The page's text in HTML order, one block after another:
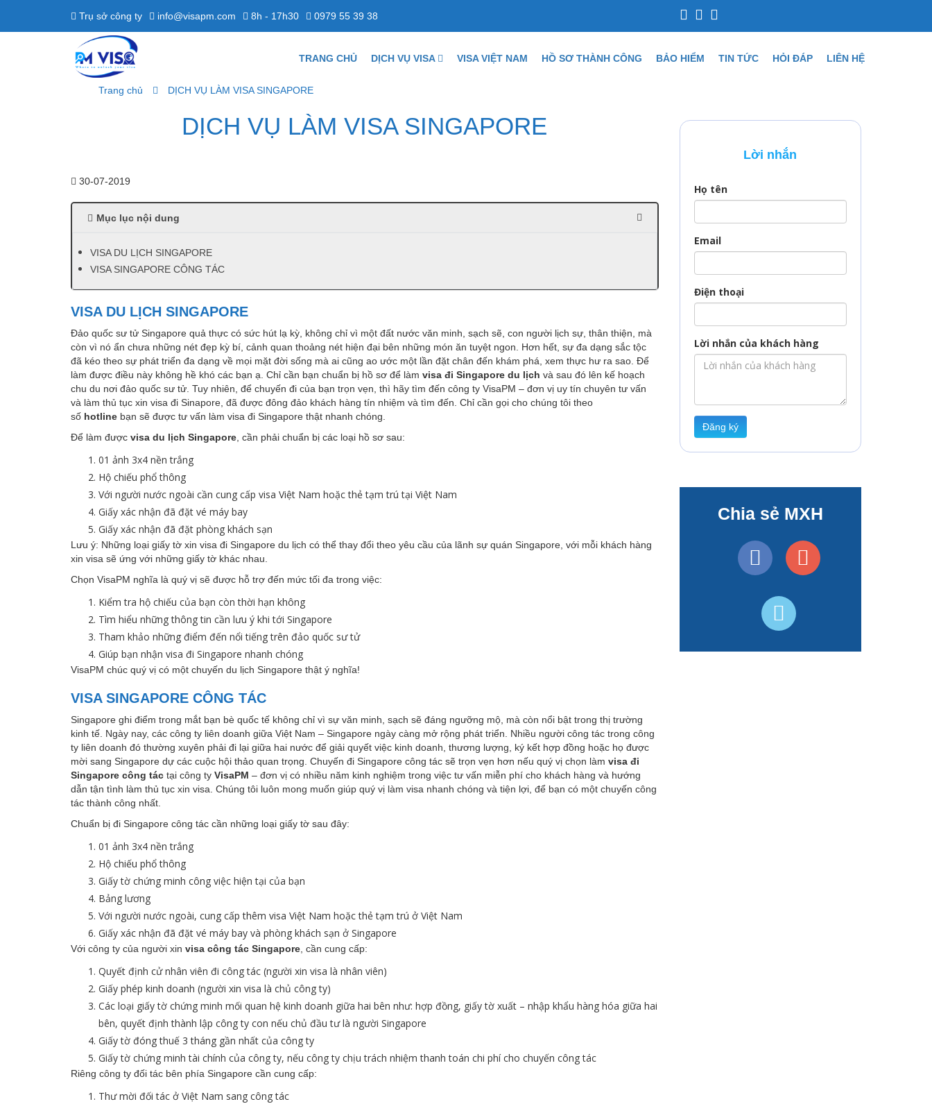
Trụ sở công ty info@visapm.com 8h - 17h30 0979 55 39 38
TRANG CHỦ DỊCH VỤ VISA VISA VIỆT NAM HỒ SƠ THÀNH CÔNG BẢO HIỂM TIN TỨC HỎI ĐÁP LIÊN HỆ
Trang chủ DỊCH VỤ LÀM VISA SINGAPORE
DỊCH VỤ LÀM VISA SINGAPORE
30-07-2019
Mục lục nội dung
VISA DU LỊCH SINGAPORE
VISA SINGAPORE CÔNG TÁC
VISA DU LỊCH SINGAPORE
Đảo quốc sư tử Singapore quả thực có sức hút lạ kỳ, không chỉ vì một đất nước văn minh, sạch sẽ, con người lịch sự, thân thiện, mà
còn vì nó ẩn chưa những nét đẹp kỳ bí, cảnh quan thoảng nét hiện đại bên những món ăn tuyệt ngon. Hơn hết, sự đa dạng sắc tộc
đã kéo theo sự phát triển đa dạng về mọi mặt đời sống mà ai cũng ao ước một lần đặt chân đến khám phá, xem thực hư ra sao. Để
làm được điều này không hề khó các bạn ạ. Chỉ cần bạn chuẩn bị hồ sơ để làm visa đi Singapore du lịch và sau đó lên kế hoạch
chu du nơi đảo quốc sư tử. Tuy nhiên, để chuyến đi của bạn trọn vẹn, thì hãy tìm đến công ty VisaPM – đơn vị uy tín chuyên tư vấn
và làm thủ tục xin visa đi Sinapore, đã được đông đảo khách hàng tín nhiệm và tìm đến. Chỉ cần gọi cho chúng tôi theo
số hotline bạn sẽ được tư vấn làm visa đi Singapore thật nhanh chóng.
Để làm được visa du lịch Singapore , cần phải chuẩn bị các loại hồ sơ sau:
01 ảnh 3x4 nền trắng
Hộ chiếu phổ thông
Với người nước ngoài cần cung cấp visa Việt Nam hoặc thẻ tạm trú tại Việt Nam
Giấy xác nhận đã đặt vé máy bay
Giấy xác nhận đã đặt phòng khách sạn
Lưu ý: Những loại giấy tờ xin visa đi Singapore du lịch có thể thay đổi theo yêu cầu của lãnh sự quán Singapore, với mỗi khách hàng
xin visa sẽ ứng với những giấy tờ khác nhau.
Chọn VisaPM nghĩa là quý vị sẽ được hỗ trợ đến mức tối đa trong việc:
Kiểm tra hộ chiếu của bạn còn thời hạn không
Tìm hiểu những thông tin cần lưu ý khi tới Singapore
Tham khảo những điểm đến nổi tiếng trên đảo quốc sư tử
Giúp bạn nhận visa đi Singapore nhanh chóng
VisaPM chúc quý vị có một chuyến du lịch Singapore thật ý nghĩa!
VISA SINGAPORE CÔNG TÁC
Singapore ghi điểm trong mắt bạn bè quốc tế không chỉ vì sự văn minh, sạch sẽ đáng ngưỡng mộ, mà còn nổi bật trong thị trường
kinh tế. Ngày nay, các công ty liên doanh giữa Việt Nam – Singapore ngày càng mở rộng phát triển. Nhiều người công tác trong công
ty liên doanh đó thường xuyên phải đi lại giữa hai nước để giải quyết việc kinh doanh, thương lượng, ký kết hợp đồng hoặc họ được
mời sang Singapore dự các cuộc hội thảo quan trọng. Chuyến đi Singapore công tác sẽ trọn vẹn hơn nếu quý vị chọn làm visa đi
Singapore công tác tại công ty VisaPM – đơn vị có nhiều năm kinh nghiệm trong việc tư vấn miễn phí cho khách hàng và hướng
dẫn tận tình làm thủ tục xin visa. Chúng tôi luôn mong muốn giúp quý vị làm visa nhanh chóng và tiện lợi, để bạn có một chuyến công
tác thành công nhất.
Chuẩn bị đi Singapore công tác cần những loại giấy tờ sau đây:
01 ảnh 3x4 nền trắng
Hộ chiếu phổ thông
Giấy tờ chứng minh công việc hiện tại của bạn
Bảng lương
Với người nước ngoài, cung cấp thêm visa Việt Nam hoặc thẻ tạm trú ở Việt Nam
Giấy xác nhận đã đặt vé máy bay và phòng khách sạn ở Singapore
Với công ty của người xin visa công tác Singapore , cần cung cấp:
Quyết định cử nhân viên đi công tác (người xin visa là nhân viên)
Giấy phép kinh doanh (người xin visa là chủ công ty)
Các loại giấy tờ chứng minh mối quan hệ kinh doanh giữa hai bên như: hợp đồng, giấy tờ xuất – nhập khẩu hàng hóa giữa hai
bên, quyết định thành lập công ty con nếu chủ đầu tư là người Singapore
Giấy tờ đóng thuế 3 tháng gần nhất của công ty
Giấy tờ chứng minh tài chính của công ty, nếu công ty chịu trách nhiệm thanh toán chi phí cho chuyến công tác
Riêng công ty đối tác bên phía Singapore cần cung cấp:
Thư mời đối tác ở Việt Nam sang công tác
Lời nhắn
Họ tên
Email
Điện thoại
Lời nhắn của khách hàng
Đăng ký
Chia sẻ MXH